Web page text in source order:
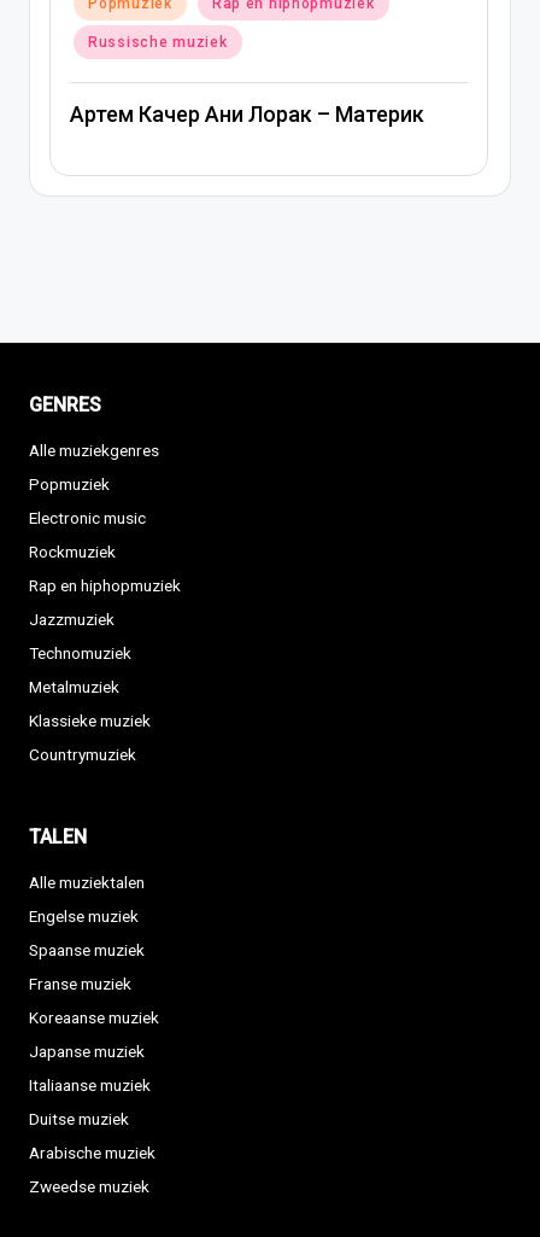
in
Popmuziek Rap en hiphopmuziek
Russische muziek
Артем Качер Ани Лорак – Материк
GENRES
Alle muziekgenres
Popmuziek
Electronic music
Rockmuziek
Rap en hiphopmuziek
Jazzmuziek
Technomuziek
Metalmuziek
Klassieke muziek
Countrymuziek
TALEN
Alle muziektalen
Engelse muziek
Spaanse muziek
Franse muziek
Koreaanse muziek
Japanse muziek
Italiaanse muziek
Duitse muziek
Arabische muziek
Zweedse muziek